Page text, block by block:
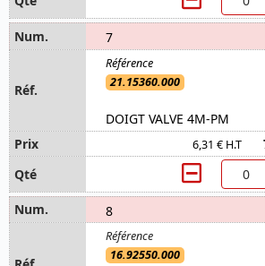
7
21.15360.000
DOIGT VALVE 4M-PM
6,31 € H.T
8
16.92550.000